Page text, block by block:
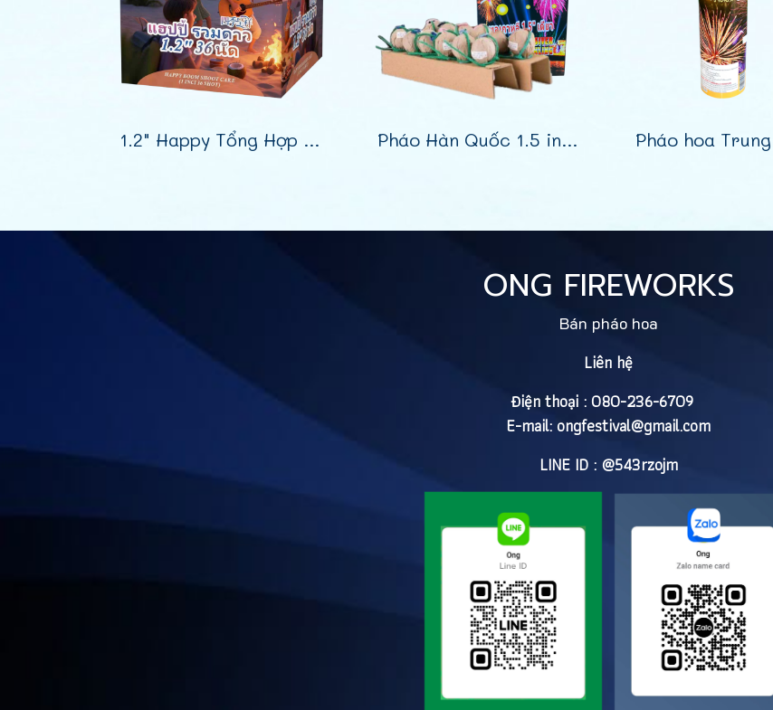
1.2" Happy Tổng Hợp Sao 36 Phát (9") Pháo Hàn Quốc 1.5 inch đơn bắn từng viên
ONG FIREWORKS
Bán pháo hoa
Liên hệ
Điện thoại : 080-236-6709
E-mail:ongfestival@gmail.com
LINE ID : @543rzojm